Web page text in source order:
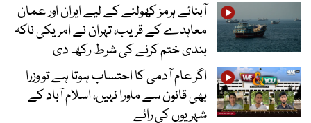
آبنائے ہرمز کھولنے کے لیے ایران اور عمان
معاہدے کے قریب، تہران نے امریکی ناکہ
بندی ختم کرنے کی شرط رکھ دی
اگر عام آدمی کا احتساب ہوتا ہے تو وزرا
بھی قانون سے ماورا نہیں، اسلام آباد کے
شہریوں کی رائے